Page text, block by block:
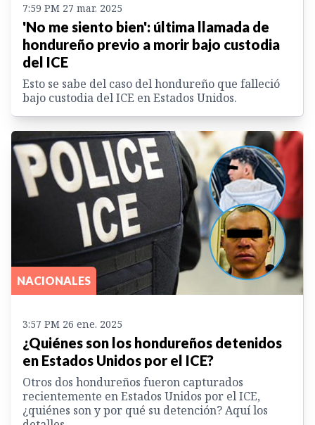
7:59 PM 27 mar. 2025
'No me siento bien': última llamada de
hondureño previo a morir bajo custodia
del ICE
Esto se sabe del caso del hondureño que falleció
bajo custodia del ICE en Estados Unidos.
NACIONALES
3:57 PM 26 ene. 2025
¿Quiénes son los hondureños detenidos
en Estados Unidos por el ICE?
Otros dos hondureños fueron capturados
recientemente en Estados Unidos por el ICE,
¿quiénes son y por qué su detención? Aquí los